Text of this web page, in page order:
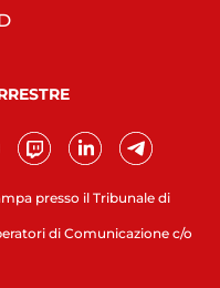
presso il Tribunale di
di Comunicazione c/o